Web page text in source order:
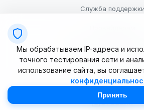
Служба поддержки
Условия
© 2025–2026 OpenSpeedTest (ИП
Мы обрабатываем IP-адреса и
точного тестирования сети и
использование сайта, вы
Принять